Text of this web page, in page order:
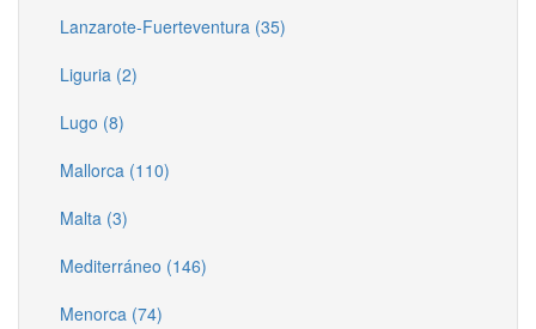
Lanzarote-Fuerteventura (35)
Liguria (2)
Lugo (8)
Mallorca (110)
Malta (3)
Mediterráneo (146)
Menorca (74)